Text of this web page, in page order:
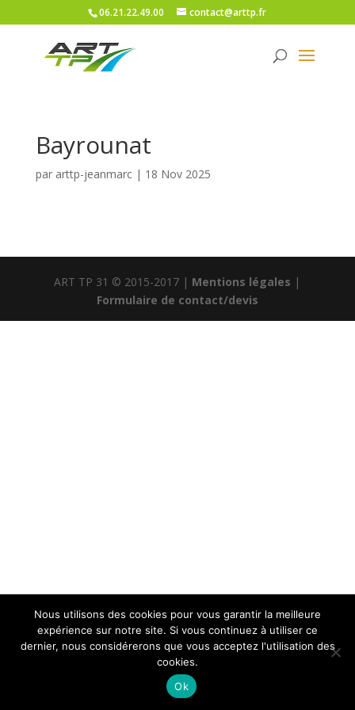
06.21.22.49.00 contact@arttp.fr
Bayrounat
par arttp-jeanmarc| 18 Nov 2025
ART TP 31 © 2015-2017 | Mentions légales |
Formulaire de contact/devis
Nous utilisons des cookies pour vous garantir la meilleure
expérience sur notre site. Si vous continuez à utiliser ce
dernier, nous considérerons que vous acceptez l'utilisation des
cookies.
Ok